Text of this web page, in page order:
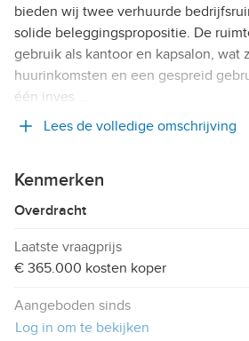
bieden wij twee verhuurde
solide beleggingspropositie. De
gebruik als kantoor en kapsalon, wat
huurinkomsten en een gespreid
één inves …
Lees de volledige omschrijving
Kenmerken
Overdracht
Laatste vraagprijs
€ 365.000 kosten koper
Aangeboden sinds
Log in om te bekijken